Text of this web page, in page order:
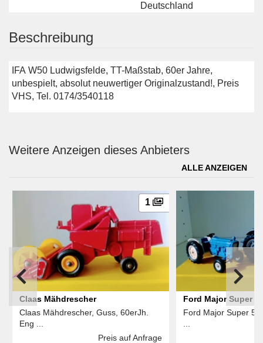
Deutschland
Beschreibung
IFA W50 Ludwigsfelde, TT-Maßstab, 60er Jahre,
unbespielt, absolut neuwertiger Originalzustand!, Preis
VHS, Tel. 0174/3540118
Weitere Anzeigen dieses Anbieters
ALLE ANZEIGEN
1
Claas Mähdrescher
Claas Mähdrescher, Guss, 60erJh.
Eng ...
Preis auf Anfrage
Ford Major Super
Ford Major Super